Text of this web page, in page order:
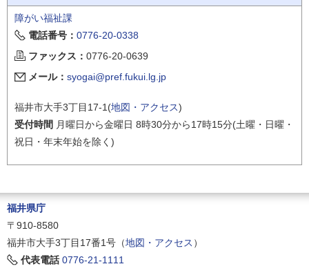
障がい福祉課
電話番号： 0776-20-0338
ファックス： 0776-20-0639
メール： syogai@pref.fukui.lg.jp
福井市大手3丁目17-1(地図・アクセス)
受付時間 月曜日から金曜日 8時30分から17時15分(土曜・日曜・
祝日・年末年始を除く)
福井県庁
〒910-8580
福井市大手3丁目17番1号（地図・アクセス ）
代表電話 0776-21-1111